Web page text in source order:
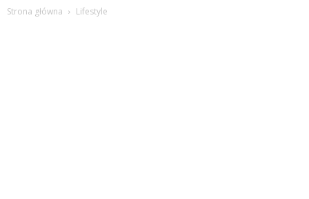
Strona główna Lifestyle